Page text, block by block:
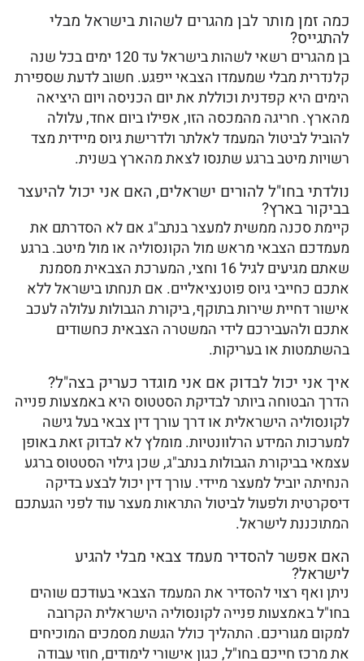
כמה זמן מותר לבן מהגרים לשהות בישראל מבלי
להתגייס?
בן מהגרים רשאי לשהות בישראל עד 120 ימים בכל שנה
קלנדרית מבלי שמעמדו הצבאי ייפגע. חשוב לדעת שספירת
הימים היא קפדנית וכוללת את יום הכניסה ויום היציאה
מהארץ. חריגה מהמכסה הזו, אפילו ביום אחד, עלולה
להוביל לביטול המעמד לאלתר ולדרישת גיוס מיידית מצד
רשויות מיטב ברגע שתנסו לצאת מהארץ בשנית.
נולדתי בחו"ל להורים ישראלים, האם אני יכול להיעצר
בביקור בארץ?
קיימת סכנה ממשית למעצר בנתב"ג אם לא הסדרתם את
מעמדכם הצבאי מראש מול הקונסוליה או מול מיטב. ברגע
שאתם מגיעים לגיל 16 וחצי, המערכת הצבאית מסמנת
אתכם כחייבי גיוס פוטנציאליים. אם תנחתו בישראל ללא
אישור דחיית שירות בתוקף, ביקורת הגבולות עלולה לעכב
אתכם ולהעבירכם לידי המשטרה הצבאית כחשודים
בהשתמטות או בעריקות.
איך אני יכול לבדוק אם אני מוגדר כעריק בצה"ל?
הדרך הבטוחה ביותר לבדיקת הסטטוס היא באמצעות פנייה
לקונסוליה הישראלית או דרך עורך דין צבאי בעל גישה
למערכות המידע הרלוונטיות. מומלץ לא לבדוק זאת באופן
עצמאי בביקורת הגבולות בנתב"ג, שכן גילוי הסטטוס ברגע
הנחיתה יוביל למעצר מיידי. עורך דין יכול לבצע בדיקה
דיסקרטית ולפעול לביטול התראות מעצר עוד לפני הגעתכם
המתוכננת לישראל.
האם אפשר להסדיר מעמד צבאי מבלי להגיע
לישראל?
ניתן ואף רצוי להסדיר את המעמד הצבאי בעודכם שוהים
בחו"ל באמצעות פנייה לקונסוליה הישראלית הקרובה
למקום מגוריכם. התהליך כולל הגשת מסמכים המוכיחים
את מרכז חייכם בחו"ל, כגון אישורי לימודים, חוזי עבודה